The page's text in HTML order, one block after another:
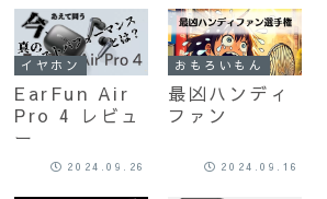
した激安イヤ
ーカフ・イヤ
ホン [マル秘
機能も搭載！]
イヤホン
EarFun Air
Pro 4 レビュ
ー
2024.09.26
おもろいもん
最凶ハンディ
ファン
2024.09.16